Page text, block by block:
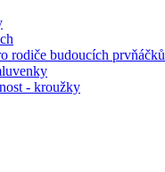
rodiče budoucích prvňáčků
- kroužky